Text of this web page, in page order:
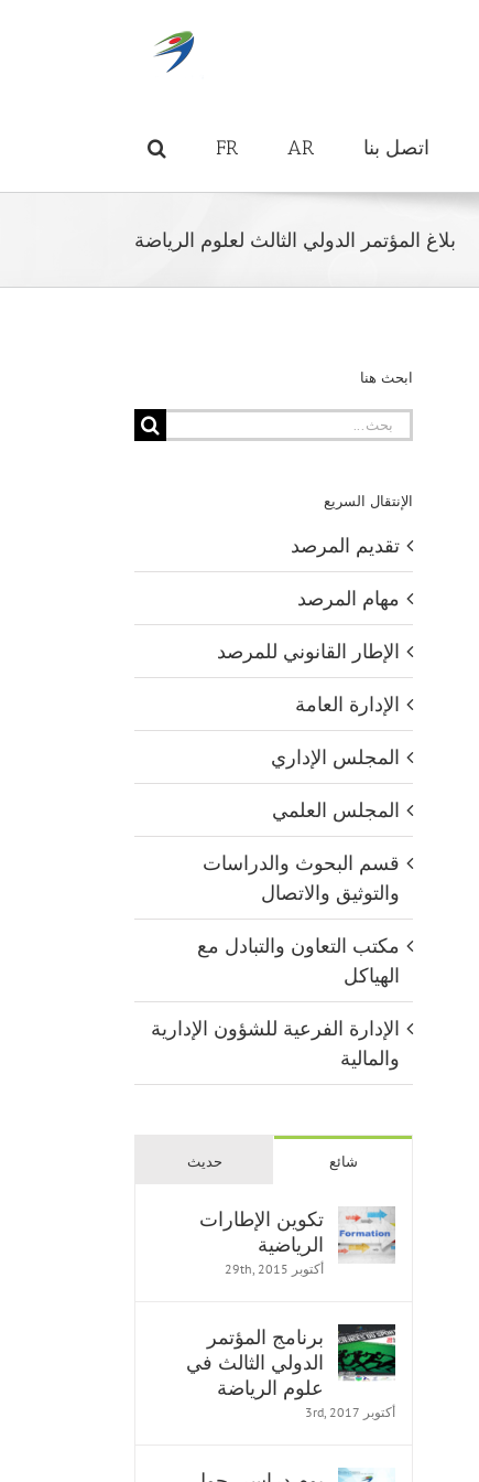
اتصل بنا AR
FR
بلاغ المؤتمر الدولي الثالث لعلوم الرياضة
ابحث هنا
البحث
الإنتقال السريع
تقديم المرصد
مهام المرصد
الإطار القانوني للمرصد
الإدارة العامة
المجلس الإداري
المجلس العلمي
قسم البحوث والدراسات
والتوثيق والاتصال
مكتب التعاون والتبادل مع
الهياكل
الإدارة الفرعية للشؤون الإدارية
والمالية
شائع حديث
تكوين الإطارات
الرياضية
أكتوبر 29th, 2015
برنامج المؤتمر
الدولي الثالث في
علوم الرياضة
أكتوبر 3rd, 2017